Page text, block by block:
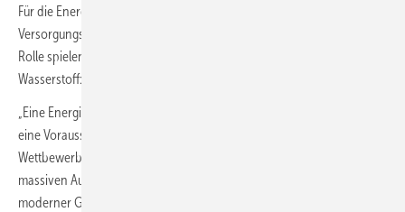
Für die Energiewende insgesamt und für die Absicherung der
Versorgungssicherheit wird (Grüner) Wasserstoff eine sehr wichtige
Rolle spielen. So positioniert sich die Ampel-Koalition zu Erdgas und
Wasserstoff:
„Eine Energieinfrastruktur für erneuerbaren Strom und Wasserstoff ist
eine Voraussetzung für die europäische Handlungsfähigkeit und
Wettbewerbsfähigkeit im 21. Jahrhundert. […] Wir beschleunigen den
massiven Ausbau der Erneuerbare Energien und die Errichtung
moderner Gaskraftwerke, um den im Laufe der nächsten Jahre